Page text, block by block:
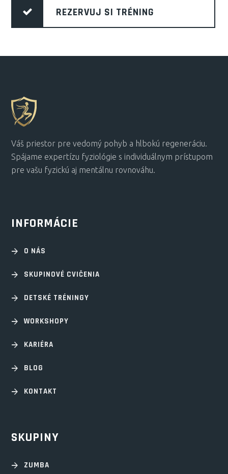
REZERVUJ SI TRÉNING
Váš priestor pre vedomý pohyb a hlbokú regeneráciu.
Spájame expertízu fyziológie s individuálnym prístupom
pre vašu fyzickú aj mentálnu rovnováhu.
INFORMÁCIE
O NÁS
SKUPINOVÉ CVIČENIA
DETSKÉ TRÉNINGY
WORKSHOPY
KARIÉRA
BLOG
KONTAKT
SKUPINY
ZUMBA